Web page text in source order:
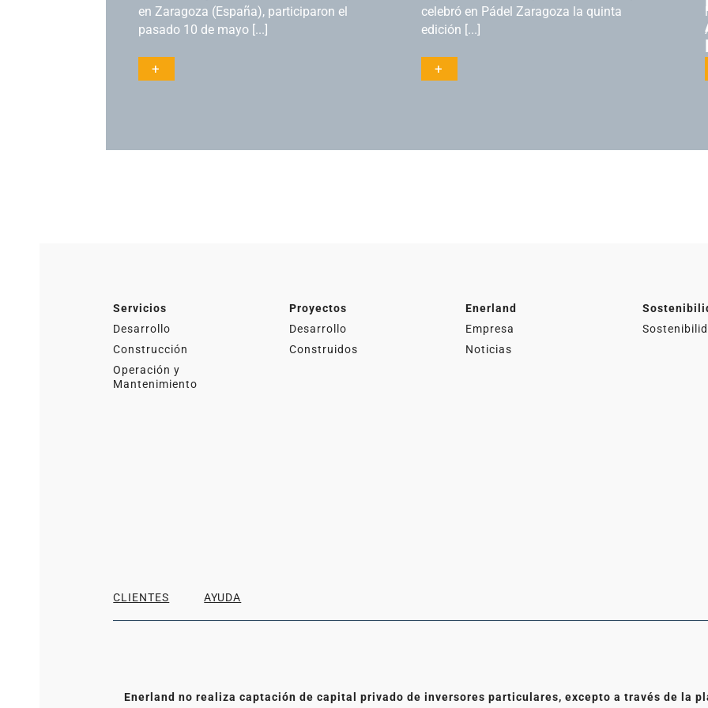
en Zaragoza (España), participaron el
pasado 10 de mayo [...]
+
celebró en Pádel Zaragoza la quinta
edición [...]
+
Servicios
Desarrollo
Construcción
Operación y
Mantenimiento
Proyectos
Desarrollo
Construidos
Enerland
Empresa
Noticias
CLIENTES AYUDA
Enerland no realiza captación de capital privado de inversores particulares, excepto a través de la